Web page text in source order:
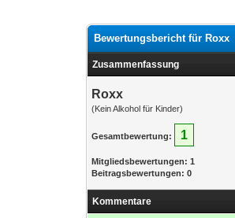
Bewertungsbericht für Roxx
Zusammenfassung
Roxx
(Kein Alkohol für Kinder)
Gesamtbewertung: 1
Mitgliedsbewertungen: 1
Beitragsbewertungen: 0
Kommentare